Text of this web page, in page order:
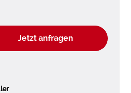
Jetzt anfragen